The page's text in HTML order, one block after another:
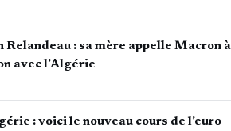
: sa mère appelle Macron à
avec l’Algérie
: voici le nouveau cours de l’euro